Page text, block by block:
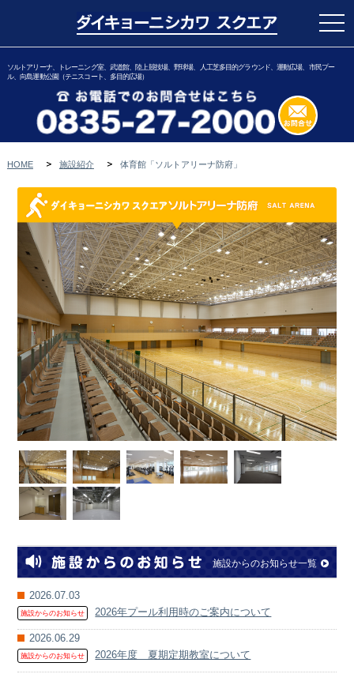
ソルトアリーナ、トレーニング室、武道館、陸上競技場、野球場、人工芝多目的グラウンド、運動広場、市民プー
ル、向島運動公園（テニスコート、多目的広場）
HOME 施設紹介 体育館「ソルトアリーナ防府」
施設からのお知らせ一覧
2026.07.03
施設からのお知らせ 2026年プール利用時のご案内について
2026.06.29
施設からのお知らせ 2026年度 夏期定期教室について